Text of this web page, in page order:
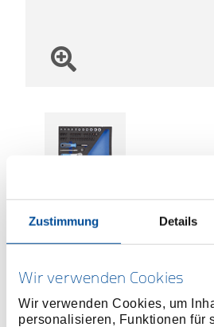
Zustimmung Details
Wir verwenden Cookies
Wir verwenden Cookies, um
personalisieren, Funktionen für
Preis auf Anfrage
HÄNDLER